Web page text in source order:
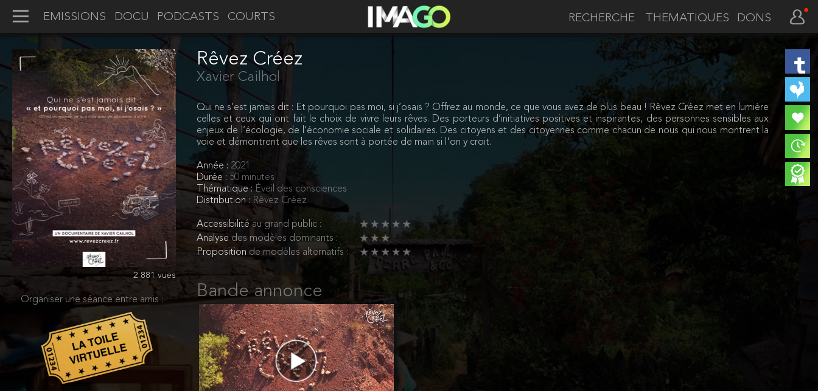
EMISSIONS DOCU PODCASTS COURTS THEMATIQUES DONS
Organiser une séance entre amis :
2 881 vues
Rêvez Créez
Xavier Cailhol
Qui ne s’est jamais dit : Et pourquoi pas moi, si j’osais ? Offrez au monde, ce que vous avez de plus beau ! Rêvez Créez met en lumière
celles et ceux qui ont fait le choix de vivre leurs rêves. Des porteurs d’initiatives positives et inspirantes, des personnes sensibles aux
enjeux de l’écologie, de l’économie sociale et solidaires. Des citoyens et des citoyennes comme chacun de nous qui nous montrent la
voie et démontrent que les rêves sont à portée de main si l'on y croit.
Année : 2021
Durée : 50 minutes
Thématique :Éveil des consciences
Distribution : Rêvez Créez
Accessibilité au grand public :
Analysedes modèles dominants :
Proposition de modèles alternatifs :
Bande annonce